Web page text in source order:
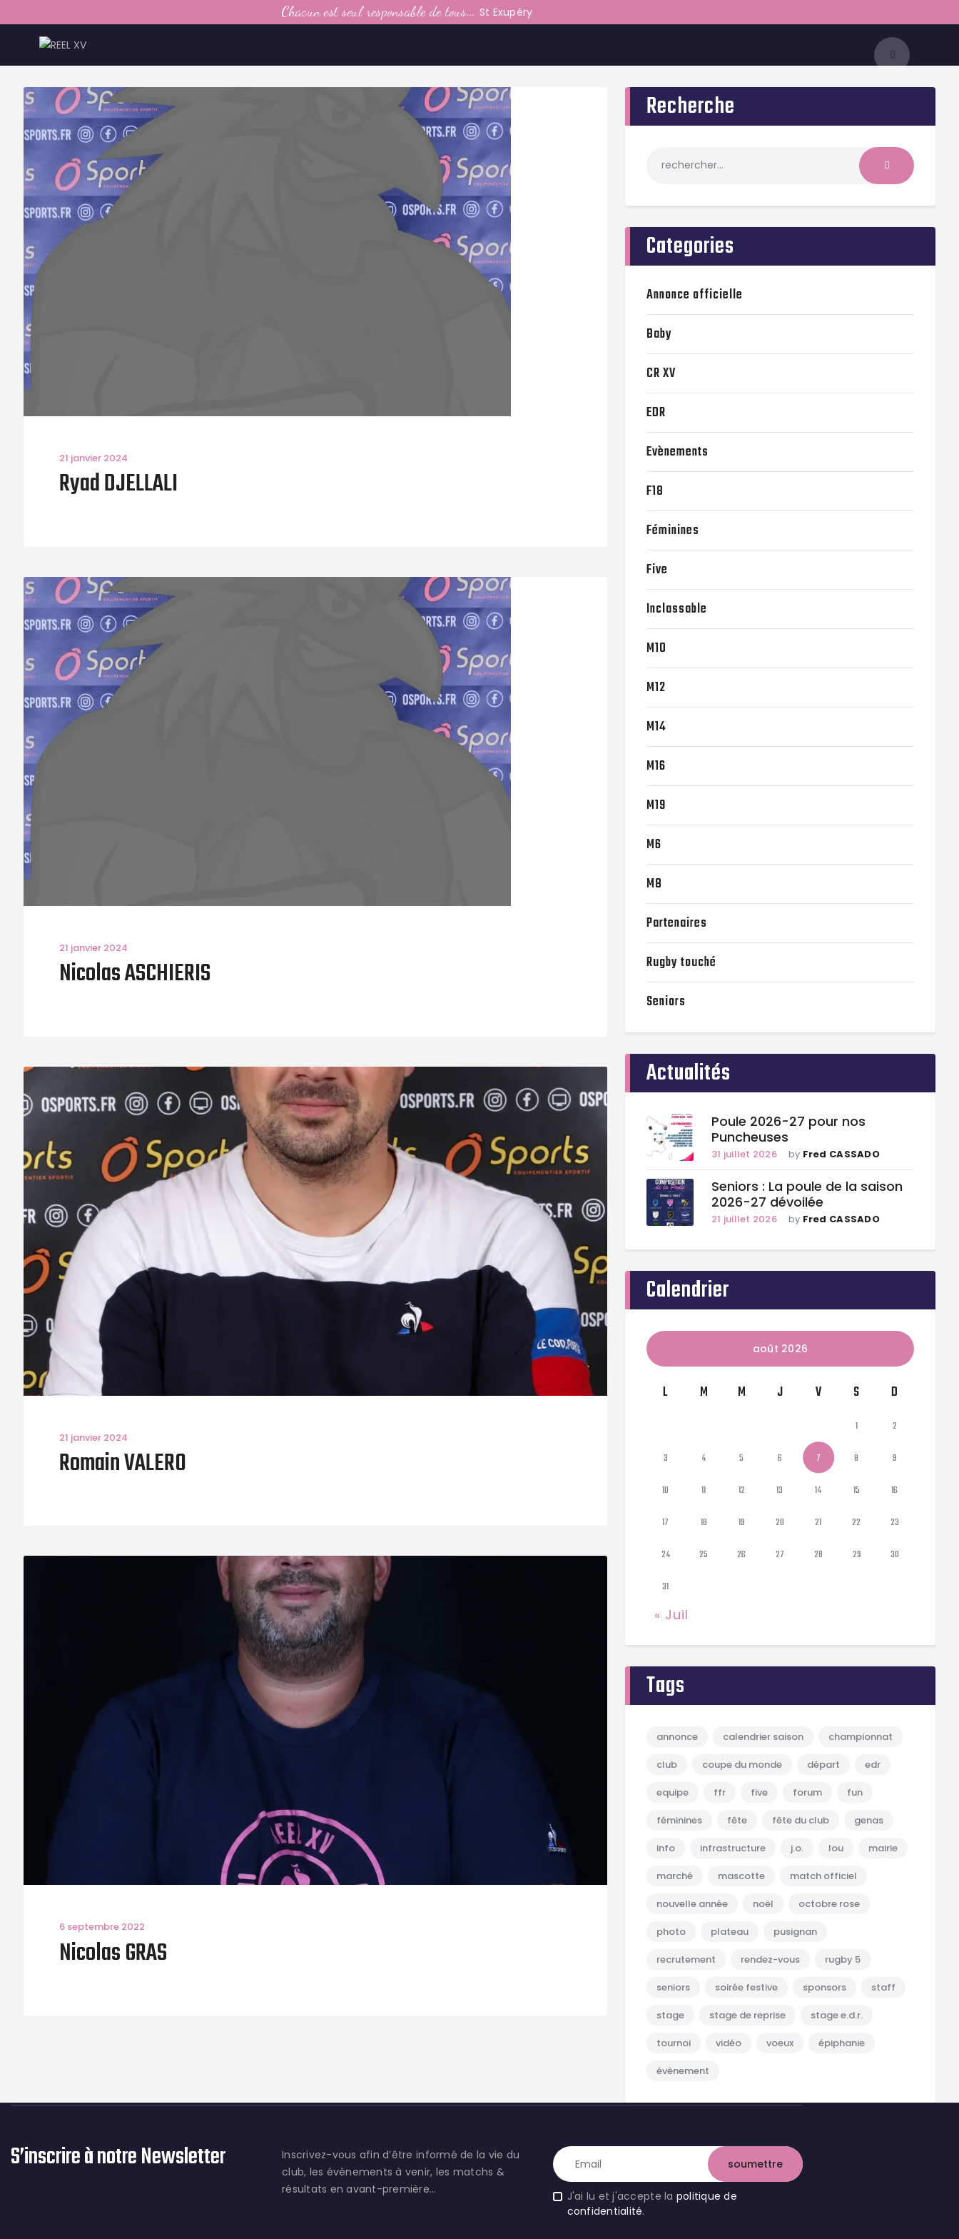
Chacun est seul responsable de tous... St Exupéry
LE CLUB
CATEGORIES
PARTENAIRES
21 janvier 2024
Ryad DJELLALI
21 janvier 2024
Nicolas ASCHIERIS
21 janvier 2024
Romain VALERO
6 septembre 2022
Nicolas GRAS
Recherche
Categories
Annonce officielle
Baby
CR XV
EDR
Evènements
F18
Féminines
Five
Inclassable
M10
M12
M14
M16
M19
M6
M8
Partenaires
Rugby touché
Seniors
Actualités
Poule 2026-27 pour nos
Puncheuses
31 juillet 2026 by Fred CASSADO
Seniors : La poule de la saison
2026-27 dévoilée
21 juillet 2026 by Fred CASSADO
Calendrier
août 2026
L M M J V S D
1 2
3 4 5 6 7 8 9
10 11 12 13 14 15 16
17 18 19 20 21 22 23
24 25 26 27 28 29 30
31
« Juil
Tags
annonce calendrier saison championnat
club coupe du monde départ edr
equipe ffr five forum fun
féminines fête fête du club genas
info infrastructure j.o. lou mairie
marché mascotte match officiel
nouvelle année noël octobre rose
photo plateau pusignan
recrutement rendez-vous rugby 5
seniors soirée festive sponsors staff
stage stage de reprise stage e.d.r.
tournoi vidéo voeux épiphanie
évènement
S’inscrire à notre Newsletter
Inscrivez-vous afin d’être informé de la vie du
club, les évènements à venir, les matchs &
résultats en avant-première…
J'ai lu et j'accepte la politique de
confidentialité.